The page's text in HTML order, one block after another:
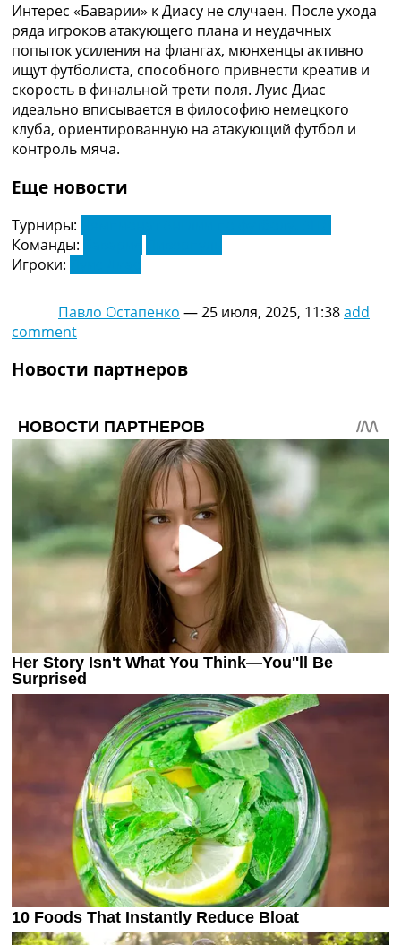
Categories
Главная
Новости футбола
Видео
Трансферы
Новости футбола Украины
Конкурс прогнозов
Рейтинги
Правила
Коллективный прогноз
Турниры
Украина. Премьер-Лига
Англия. Премьер Лига
Другие Турниры >>>
Таблицы
Таблицы групп Чемпионата Мира
Украина. Премьер-Лига
Украина. Первая Лига
Лига Чемпионов. Таблицы групп
Англия. Премьер-Лига
Испания. Ла Лига
Все таблицы >>>
Рейтинги
Рейтинг стран УЕФА
Рейтинг клубов УЕФА
Рейтинг ФИФА
ТВ программа
Интерес «Баварии» к Диасу не случаен. После ухода
ряда игроков атакующего плана и неудачных
попыток усиления на флангах, мюнхенцы активно
ищут футболиста, способного привнести креатив и
скорость в финальной трети поля. Луис Диас
идеально вписывается в философию немецкого
клуба, ориентированную на атакующий футбол и
контроль мяча.
Еще новости
Турниры:
Команды:
Игроки:
Павло Остапенко —25 июля, 2025, 11:38add
comment
Новости партнеров